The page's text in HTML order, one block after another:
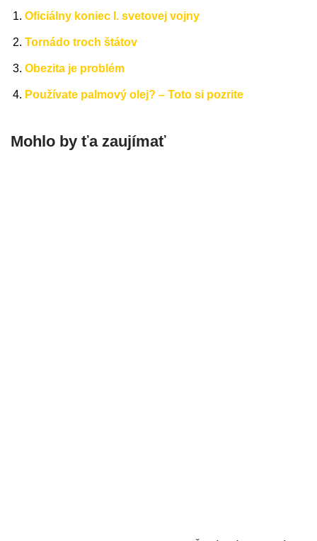
Oficiálny koniec I. svetovej vojny
Tornádo troch štátov
Obezita je problém
Používate palmový olej? – Toto si pozrite
Mohlo by ťa zaujímať